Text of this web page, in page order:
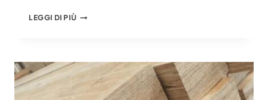
LEGGI DI PIÙ ECCEZIONALE
LVL
CHE
DURANO